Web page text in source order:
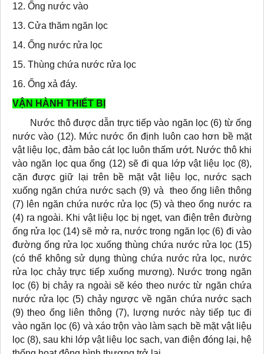
12. Ống nước vào
13. Cửa thăm ngăn lọc
14. Ống nước rửa lọc
15. Thùng chứa nước rửa lọc
16. Ống xả đáy.
VẬN HÀNH THIẾT BỊ
Nước thô được dẫn trực tiếp vào ngăn lọc (6) từ ống
nước vào (12). Mức nước ổn định luôn cao hơn bề mặt
vật liệu lọc, đảm bảo cát lọc luôn thấm ướt. Nước thô khi
vào ngăn lọc qua ống (12) sẽ đi qua lớp vật liệu lọc (8),
cặn được giữ lại trên bề mặt vật liệu lọc, nước sạch
xuống ngăn chứa nước sạch (9) và theo ống liên thông
(7) lên ngăn chứa nước rửa lọc (5) và theo ống nước ra
(4) ra ngoài. Khi vật liệu lọc bị ngẹt, van điện trên đường
ống rửa lọc (14) sẽ mở ra, nước trong ngăn lọc (6) đi vào
đường ống rửa lọc xuống thùng chứa nước rửa lọc (15)
(có thể không sử dụng thùng chứa nước rửa lọc, nước
rửa lọc chảy trực tiếp xuống mương). Nước trong ngăn
lọc (6) bị chảy ra ngoài sẽ kéo theo nước từ ngăn chứa
nước rửa lọc (5) chảy ngược về ngăn chứa nước sạch
(9) theo ống liên thông (7), lượng nước này tiếp tục đi
vào ngăn lọc (6) và xáo trộn vào làm sạch bề mặt vật liệu
lọc (8), sau khi lớp vật liệu lọc sạch, van điện đóng lại, hệ